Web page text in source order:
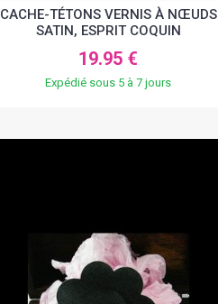
CACHE-TÉTONS VERNIS À NŒUDS
SATIN, ESPRIT COQUIN
19.95 €
Expédié sous 5 à 7 jours